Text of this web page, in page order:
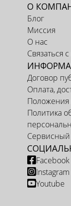
О
Блог
Миссия
О нас
Связаться
Договор
Оплата,
Положения
Политика
Facebook
Instagram
Youtube